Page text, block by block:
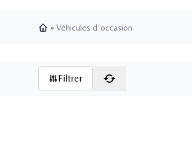
» Véhicules d'occasion
Filtrer